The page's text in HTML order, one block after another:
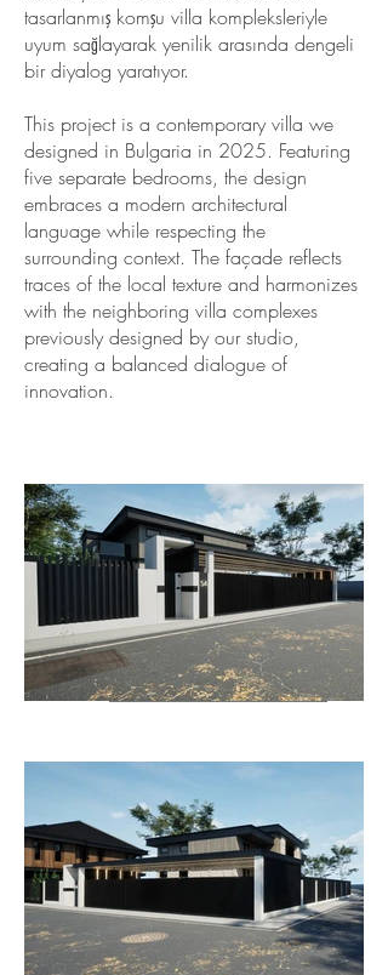
tasarlanmış komşu villa kompleksleriyle
uyum sağlayarak yenilik arasında dengeli
bir diyalog yaratıyor.
This project is a contemporary villa we
designed in Bulgaria in 2025. Featuring
five separate bedrooms, the design
embraces a modern architectural
language while respecting the
surrounding context. The façade reflects
traces of the local texture and harmonizes
with the neighboring villa complexes
previously designed by our studio,
creating a balanced dialogue of
innovation.